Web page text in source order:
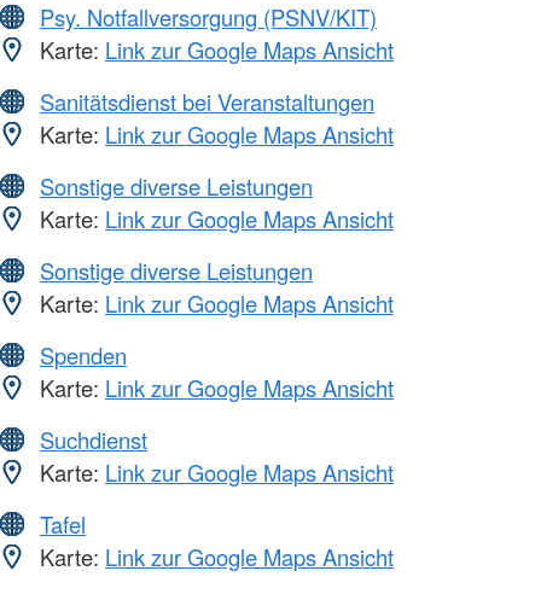
Psy. Notfallversorgung (PSNV/KIT)
Karte: Link zur Google Maps Ansicht
Sanitätsdienst bei Veranstaltungen
Karte: Link zur Google Maps Ansicht
Sonstige diverse Leistungen
Karte: Link zur Google Maps Ansicht
Sonstige diverse Leistungen
Karte: Link zur Google Maps Ansicht
Spenden
Karte: Link zur Google Maps Ansicht
Suchdienst
Karte: Link zur Google Maps Ansicht
Tafel
Karte: Link zur Google Maps Ansicht